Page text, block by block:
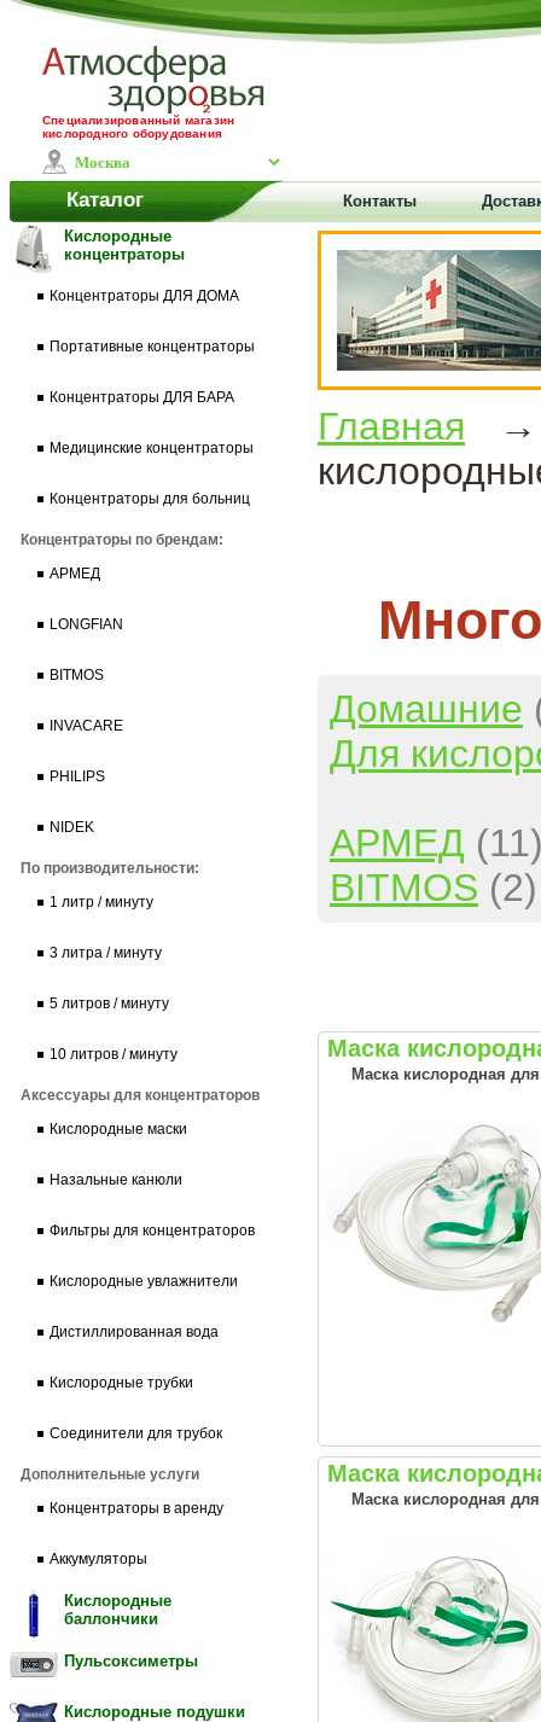
Специализированный магазин
кислородного оборудования
Каталог Контакты
Кислородные
концентраторы
Концентраторы ДЛЯ ДОМА
Портативные концентраторы
Концентраторы ДЛЯ БАРА
Медицинские концентраторы
Концентраторы для больниц
Концентраторы по брендам:
АРМЕД
LONGFIAN
BITMOS
INVACARE
PHILIPS
NIDEK
По производительности:
1 литр / минуту
3 литра / минуту
5 литров / минуту
10 литров / минуту
Аксессуары для концентраторов
Кислородные маски
Назальные канюли
Фильтры для концентраторов
Кислородные увлажнители
Дистиллированная вода
Кислородные трубки
Соединители для трубок
Дополнительные услуги
Концентраторы в аренду
Аккумуляторы
Кислородные
баллончики
Пульсоксиметры
Кислородные подушки
Главная
Домашние
Для
АРМЕД
BITMOS (2)
Маска
Маска кислородная
Маска
Маска кислородная для